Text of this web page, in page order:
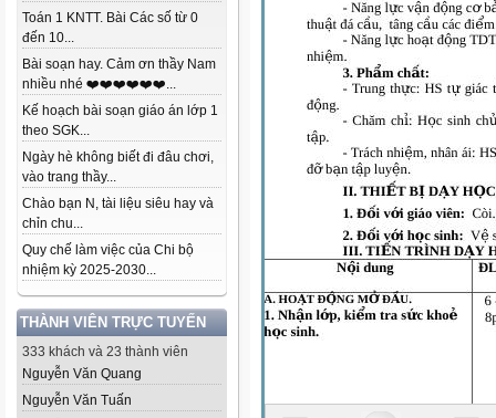
Toán 1 KNTT. Bài Các số từ 0
đến 10...
Bài soạn hay. Cảm ơn thầy Nam
nhiều nhé ❤️❤️❤️❤️❤️❤️...
Kế hoạch bài soạn giáo án lớp 1
theo SGK...
Ngày hè không biết đi đâu chơi,
vào trang thầy...
Chào bạn N, tài liệu siêu hay và
chỉn chu...
Quy chế làm việc của Chi bộ
nhiệm kỳ 2025-2030...
THÀNH VIÊN TRỰC TUYẾN
333 khách và 23 thành viên
Nguyễn Văn Quang
Nguyễn Văn Tuấn